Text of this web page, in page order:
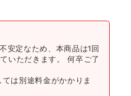
安定なため、本商品は1回
いただきます。 何卒ご了
は別途料金がかかりま